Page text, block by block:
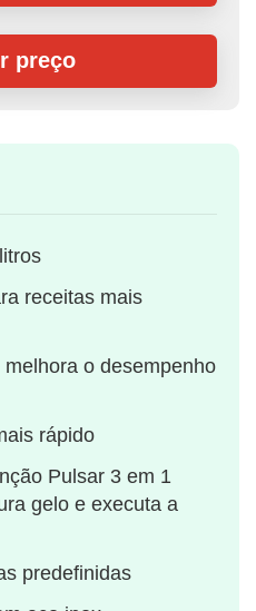
preço
receitas mais
o desempenho
rápido
Pulsar 3 em 1
gelo e executa a
predefinidas